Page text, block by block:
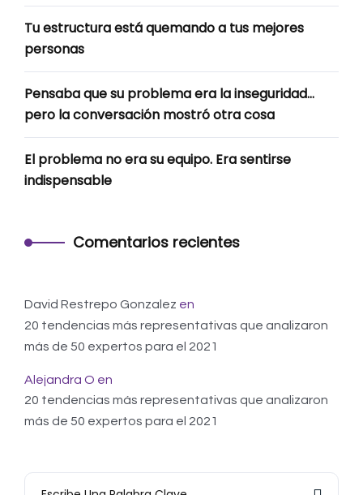
Tu estructura está quemando a tus mejores
personas
Pensaba que su problema era la inseguridad…
pero la conversación mostró otra cosa
El problema no era su equipo. Era sentirse
indispensable
Comentarios recientes
David Restrepo Gonzalez en
20 tendencias más representativas que analizaron
más de 50 expertos para el 2021
Alejandra O en
20 tendencias más representativas que analizaron
más de 50 expertos para el 2021